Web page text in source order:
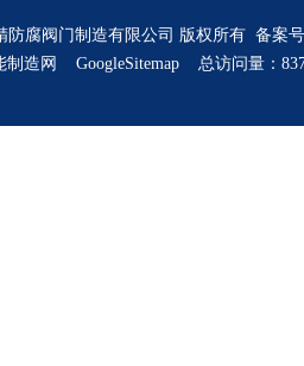
防腐阀门制造有限公司 版权所有 备案
制造网 GoogleSitemap 总访问量：